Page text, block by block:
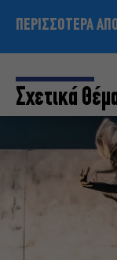
ΠΕΡΙΣΣΟΤΕΡΑ
Σχετικά